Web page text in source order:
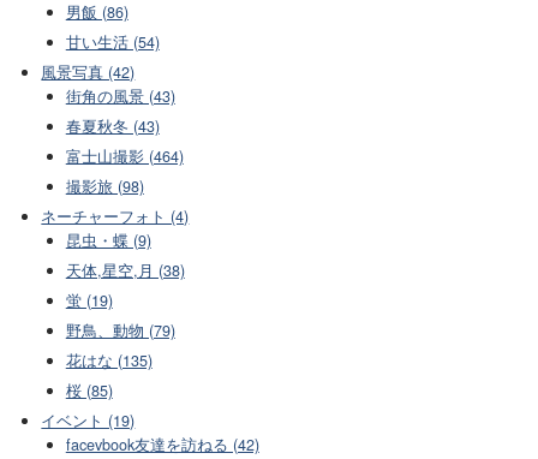
男飯 (86)
甘い生活 (54)
風景写真 (42)
街角の風景 (43)
春夏秋冬 (43)
富士山撮影 (464)
撮影旅 (98)
ネーチャーフォト (4)
昆虫・蝶 (9)
天体,星空,月 (38)
蛍 (19)
野鳥、動物 (79)
花はな (135)
桜 (85)
イベント (19)
facevbook友達を訪ねる (42)